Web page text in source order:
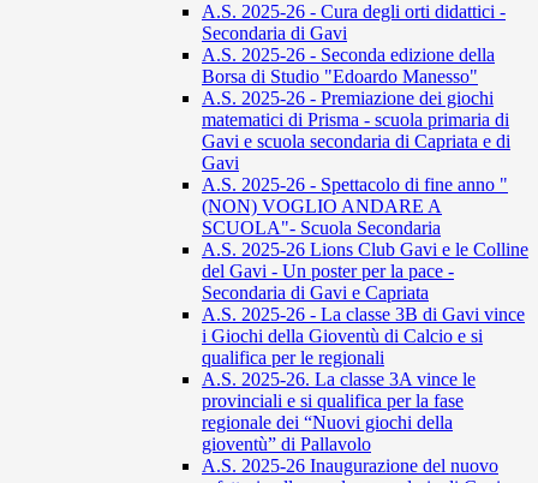
A.S. 2025-26 - Cura degli orti didattici -
Secondaria di Gavi
A.S. 2025-26 - Seconda edizione della
Borsa di Studio "Edoardo Manesso"
A.S. 2025-26 - Premiazione dei giochi
matematici di Prisma - scuola primaria di
Gavi e scuola secondaria di Capriata e di
Gavi
A.S. 2025-26 - Spettacolo di fine anno "
(NON) VOGLIO ANDARE A
SCUOLA"- Scuola Secondaria
A.S. 2025-26 Lions Club Gavi e le Colline
del Gavi - Un poster per la pace -
Secondaria di Gavi e Capriata
A.S. 2025-26 - La classe 3B di Gavi vince
i Giochi della Gioventù di Calcio e si
qualifica per le regionali
A.S. 2025-26. La classe 3A vince le
provinciali e si qualifica per la fase
regionale dei “Nuovi giochi della
gioventù” di Pallavolo
A.S. 2025-26 Inaugurazione del nuovo